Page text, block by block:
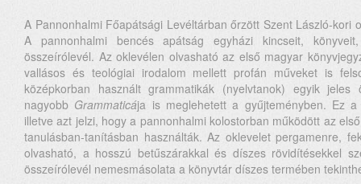
A Pannonhalmi Főapátsági Levéltárban őrzött Szent László-kori
A pannonhalmi bencés apátság egyházi kincseit,
összeírólevél. Az oklevélen olvasható az első magyar
vallásos és teológiai irodalom mellett profán műveket is
középkorban használt grammatikák (nyelvtanok) egyik jeles
nagyobb Grammaticája is meglehetett a gyűjteményben. Ez
illetve azt jelzi, hogy a pannonhalmi kolostorban működött az
tanulásban-tanításban használták. Az oklevelet pergamenre,
olvasható, a hosszú betűszárakkal és díszes rövidítésekkel
összeírólevél nemesmásolata a könyvtár díszes termében